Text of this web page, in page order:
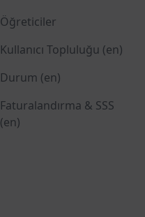
Öğreticiler
Kullanıcı Topluluğu (en)
Durum (en)
Faturalandırma & SSS
(en)